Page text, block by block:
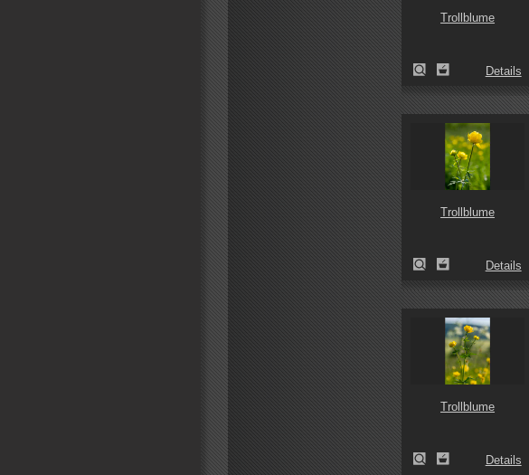
Trollblume
Details
Trollblume
Details
Trollblume
Details